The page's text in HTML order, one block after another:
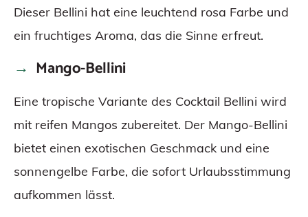
Dieser Bellini hat eine leuchtend rosa Farbe und
ein fruchtiges Aroma, das die Sinne erfreut.
Mango-Bellini
Eine tropische Variante des Cocktail Bellini wird
mit reifen Mangos zubereitet. Der Mango-Bellini
bietet einen exotischen Geschmack und eine
sonnengelbe Farbe, die sofort Urlaubsstimmung
aufkommen lässt.